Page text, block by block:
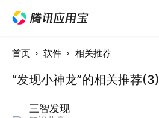
首页 软件 相关推荐
“发现小神龙”的相关推荐(3)
三智发现